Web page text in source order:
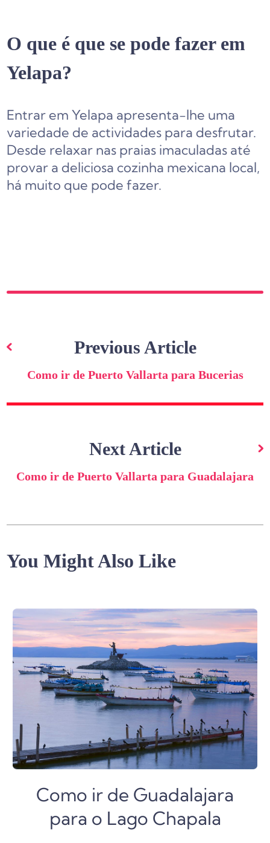
O que é que se pode fazer em
Yelapa?
Entrar em Yelapa apresenta-lhe uma
variedade de actividades para desfrutar.
Desde relaxar nas praias imaculadas até
provar a deliciosa cozinha mexicana local,
há muito que pode fazer.
de
artigos
Previous Article
Como ir de Puerto Vallarta para Bucerias
Next Article
Como ir de Puerto Vallarta para Guadalajara
You Might Also Like
Como ir de Guadalajara
para o Lago Chapala